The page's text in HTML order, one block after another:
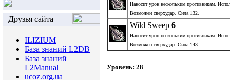
Друзья сайта
ILIZIUM
База знаний L2DB
База знаний
L2Manual
ucoz.org.ua
Наносит урон нескольким противникам.
Возможен сверхудар. Сила 132.
Wild Sweep 6
Наносит урон нескольким противникам.
Возможен сверхудар. Сила 143.
Уровень: 28